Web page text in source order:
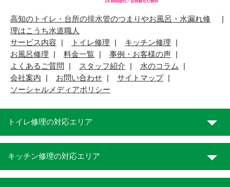
高知のトイレ・台所の排水管のつまりやお風呂・水漏れ修
理はこうち水道職人
サービス内容
トイレ修理
キッチン修理
お風呂修理
料金一覧
事例・お客様の声
よくあるご質問
スタッフ紹介
水のコラム
会社案内
お問い合わせ
サイトマップ
ソーシャルメディアポリシー
トイレ修理の対応エリア
キッチン修理の対応エリア